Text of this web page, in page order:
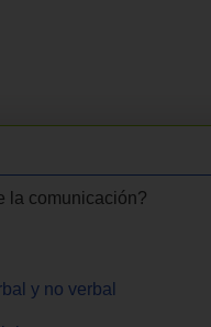
la comunicación?
y no verbal